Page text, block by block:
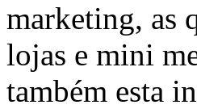
marketing, as
lojas e mini
também esta